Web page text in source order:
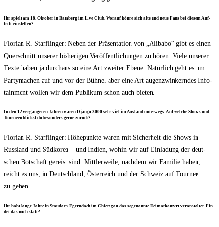
Ihr spielt am 18. Okto­ber in Bam­berg im Live Club. Wor­auf kön­ne sich alte und neue Fans bei die­sem Auf­
tritt einstellen?
Flo­ri­an R. Starf­lin­ger: Neben der Prä­sen­ta­ti­on von „Ali­b­abo“ gibt es einen
Quer­schnitt unse­rer bis­he­ri­gen Ver­öf­fent­li­chun­gen zu hören. Vie­le unse­rer
Tex­te haben ja durch­aus so eine Art zwei­ter Ebe­ne. Natür­lich geht es um
Par­ty­ma­chen auf und vor der Büh­ne, aber eine Art augen­zwin­kern­des Info­
tain­ment wol­len wir dem Publi­kum schon auch bieten.
In den 12 ver­gan­ge­nen Jah­ren waren Djan­go 3000 sehr viel im Aus­land unter­wegs. Auf wel­che Shows und
Tour­neen blickst du beson­ders ger­ne zurück?
Flo­ri­an R. Starf­lin­ger: Höhe­punk­te waren mit Sicher­heit die Shows in
Russ­land und Süd­ko­rea – und Indi­en, wohin wir auf Ein­la­dung der deut­
schen Bot­schaft gereist sind. Mitt­ler­wei­le, nach­dem wir Fami­lie haben,
reicht es uns, in Deutsch­land, Öster­reich und der Schweiz auf Tour­nee
zu gehen.
Ihr habt lan­ge Jah­re in Stau­dach-Egerndach im Chiem­gau das soge­nann­te Hei­mat­kon­zert ver­an­stal­tet. Fin­
det das noch statt?